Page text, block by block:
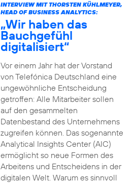
INTERVIEW MIT THORSTEN KÜHLMEYER,
HEAD OF BUSINESS ANALYTICS:
„Wir haben das
Bauchgefühl
digitalisiert“
Vor einem Jahr hat der Vorstand
von Telefónica Deutschland eine
ungewöhnliche Entscheidung
getroffen: Alle Mitarbeiter sollen
auf den gesammelten
Datenbestand des Unternehmens
zugreifen können. Das sogenannte
Analytical Insights Center (AIC)
ermöglicht so neue Formen des
Arbeitens und Entscheidens in der
digitalen Welt. Warum es sinnvoll